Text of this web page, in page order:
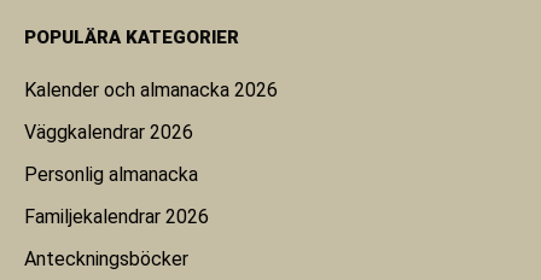
POPULÄRA KATEGORIER
Kalender och almanacka 2026
Väggkalendrar 2026
Personlig almanacka
Familjekalendrar 2026
Anteckningsböcker